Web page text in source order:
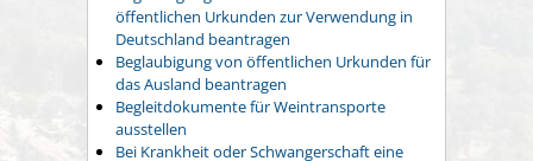
öffentlichen Urkunden zur Verwendung in
Deutschland beantragen
Beglaubigung von öffentlichen Urkunden für
das Ausland beantragen
Begleitdokumente für Weintransporte
ausstellen
Bei Krankheit oder Schwangerschaft eine